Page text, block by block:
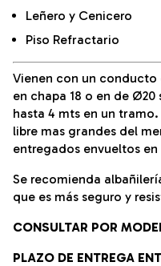
Leñero y Cenicero
Piso Refractario
Vienen con un conducto
en chapa 18 o en de
hasta 4 mts en un
libre mas grandes del
entregados envueltos
Se recomienda
que es más seguro y
CONSULTAR POR
PLAZO DE ENTREGA